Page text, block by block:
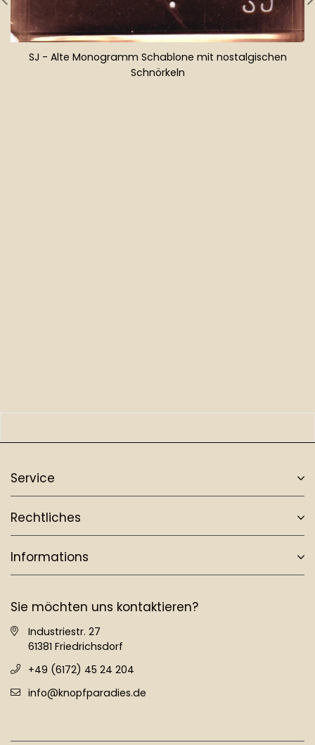
SJ - Alte Monogramm Schablone mit nostalgischen
Schnörkeln
Service
Rechtliches
Informations
Sie möchten uns kontaktieren?
Industriestr. 27
61381 Friedrichsdorf
+49 (6172) 45 24 204
info@knopfparadies.de